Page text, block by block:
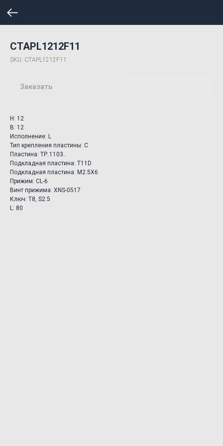
CTAPL1212F11
SKU: CTAPL1212F11
Заказать
H: 12
B: 12
Исполнение: L
Тип крепления пластины: C
Пластина: TP..1103..
Подкладная пластина: T11D
Подкладная пластина: M2.5X6
Прижим: CL-6
Винт прижима: XNS-0517
Ключ: T8, S2.5
L: 80